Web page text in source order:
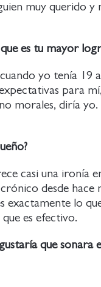
muy querido y
es tu mayor
yo tenía 19
para
morales, diría
casi una ironía
desde hace
exactamente lo
es efectivo.
que sonara